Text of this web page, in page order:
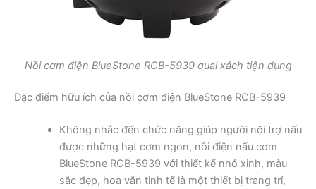
Nồi cơm điện BlueStone RCB-5939 quai xách tiện dụng
Đặc điểm hữu ích của nồi cơm điện BlueStone RCB-5939
Không nhắc đến chức năng giúp người nội trợ nấu
được những hạt cơm ngon, nồi điện nấu cơm
BlueStone RCB-5939 với thiết kế nhỏ xinh, màu
sắc đẹp, hoa văn tinh tế là một thiết bị trang trí,